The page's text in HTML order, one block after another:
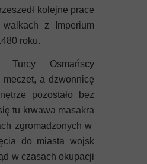
kolejne prace
z Imperium
roku.
Osmańscy
meczet, a dzwonnicę
pozostało bez
tu krwawa masakra
zgromadzonych w
do miasta wojsk
w czasach okupacji